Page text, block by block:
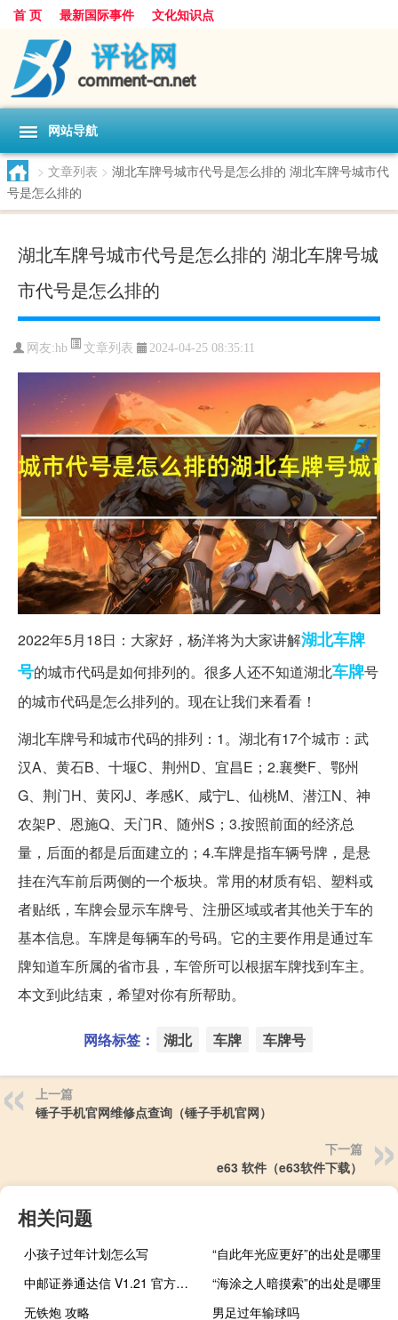
首 页 最新国际事件 文化知识点
网站导航
> 文章列表 > 湖北车牌号城市代号是怎么排的 湖北车牌号城市代
号是怎么排的
湖北车牌号城市代号是怎么排的 湖北车牌号城
市代号是怎么排的
网友:hb 文章列表 2024-04-25 08:35:11
2022年5月18日：大家好，杨洋将为大家讲解湖北车牌
号的城市代码是如何排列的。很多人还不知道湖北车牌号
的城市代码是怎么排列的。现在让我们来看看！
湖北车牌号和城市代码的排列：1。湖北有17个城市：武
汉A、黄石B、十堰C、荆州D、宜昌E；2.襄樊F、鄂州
G、荆门H、黄冈J、孝感K、咸宁L、仙桃M、潜江N、神
农架P、恩施Q、天门R、随州S；3.按照前面的经济总
量，后面的都是后面建立的；4.车牌是指车辆号牌，是悬
挂在汽车前后两侧的一个板块。常用的材质有铝、塑料或
者贴纸，车牌会显示车牌号、注册区域或者其他关于车的
基本信息。车牌是每辆车的号码。它的主要作用是通过车
牌知道车所属的省市县，车管所可以根据车牌找到车主。
本文到此结束，希望对你有所帮助。
网络标签： 湖北 车牌 车牌号
上一篇
锤子手机官网维修点查询（锤子手机官网）
下一篇
e63 软件（e63软件下载）
相关问题
小孩子过年计划怎么写
“自此年光应更好”的出处是哪里
中邮证券通达信 V1.21 官方版（中邮证券通达信 V1.21 官方版功能简介）
“海涂之人暗摸索”的出处是哪里
无铁炮 攻略
男足过年输球吗